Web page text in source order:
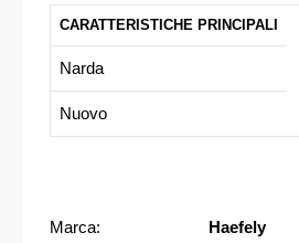
CARATTERISTICHE PRINCIPALI
Narda
Nuovo
Marca:
Haefely